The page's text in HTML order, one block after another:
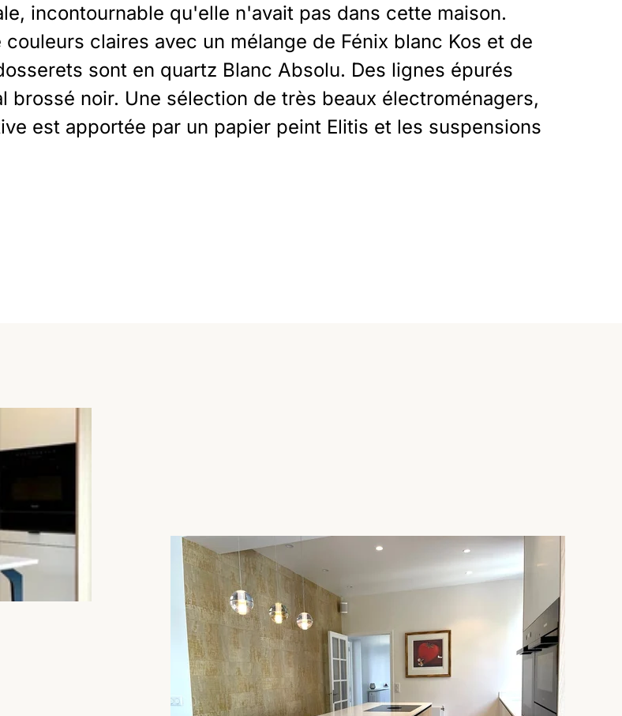
incontournable qu'elle n'avait pas dans cette maison.
claires avec un mélange de Fénix blanc Kos et de
sont en quartz Blanc Absolu. Des lignes épurés
brossé noir. Une sélection de très beaux électroménagers,
est apportée par un papier peint Elitis et les suspensions